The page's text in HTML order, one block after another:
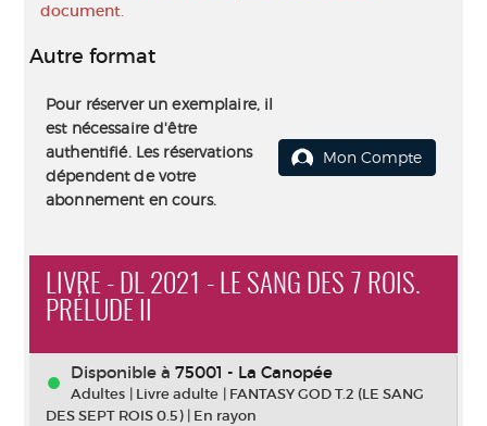
document.
Autre format
Pour réserver un exemplaire, il
est nécessaire d'être
authentifié. Les réservations
dépendent de votre
abonnement en cours.
Mon Compte
LIVRE - DL 2021 - LE SANG DES 7 ROIS.
PRÉLUDE II
Disponible à 75001 - La Canopée
Adultes | Livre adulte | FANTASY GOD T.2 (LE SANG
DES SEPT ROIS 0.5) | En rayon